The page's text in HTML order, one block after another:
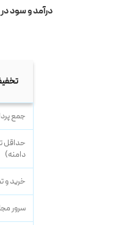
درآمد و سود
جمع
حداقل
دامنه)
خرید و
سرور